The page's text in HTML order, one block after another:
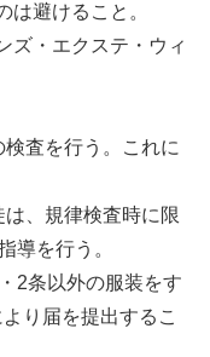
避けること。
ズ・エクステ・ウィ
査を行う。これに
、規律検査時に限
導を行う。
2条以外の服装をす
り届を提出するこ